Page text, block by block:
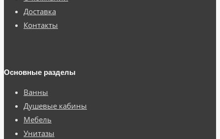
Доставка
Контакты
Основные разделы
Ванны
Душевые кабины
Мебель
Унитазы